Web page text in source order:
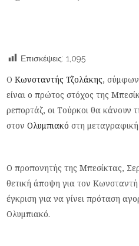
Επισκέψεις: 1,095
ΟΚωνσταντής Τζολάκης,
είναι ο πρώτος στόχος της
ρεπορτάζ, οι Τούρκοι θα κάνουν
στονΟλυμπιακόστη
Ο προπονητής της Μπεσίκτας,
θετική άποψη για τον Κωνσταντή
έγκριση για να γίνει πρόταση
Ολυμπιακό.